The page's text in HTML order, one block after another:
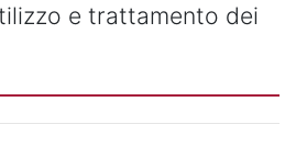
e trattamento dei